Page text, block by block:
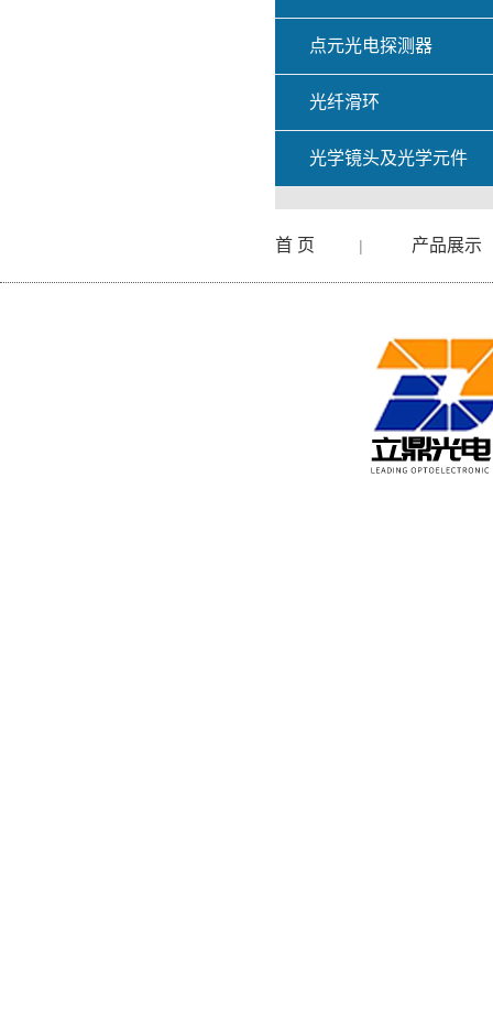
点元光电探测器
光纤滑环
光学镜头及光学元件
首 页 | 产品展示